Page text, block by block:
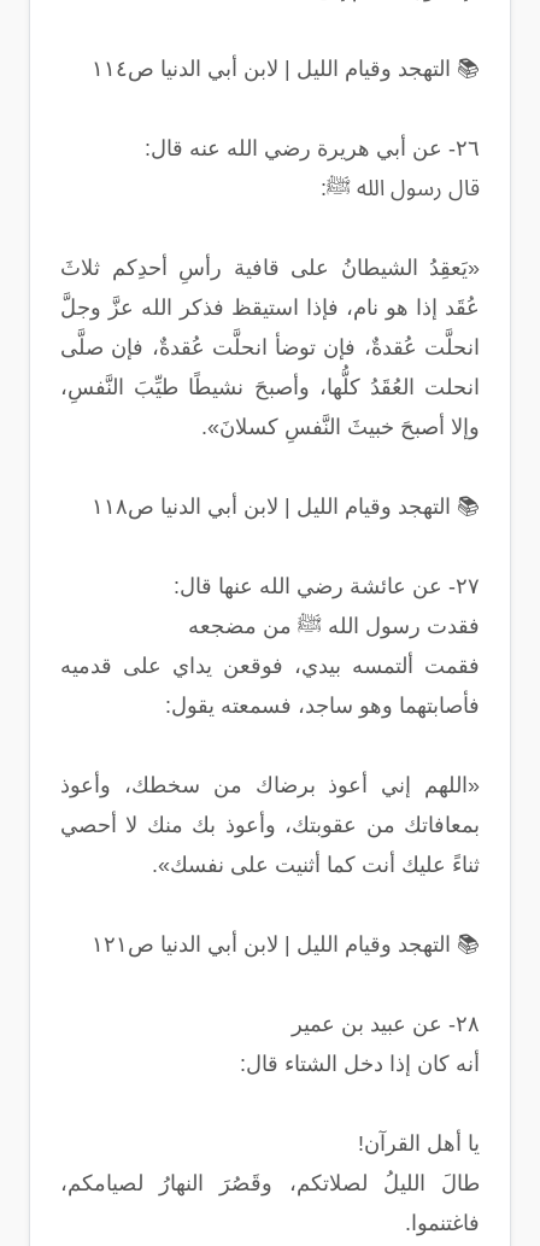
📚 التهجد وقيام الليل | لابن أبي الدنيا ص١١٤
٢٦- عن أبي هريرة رضي الله عنه قال:
قال رسول الله ﷺ:
«يَعقِدُ الشيطانُ على قافية رأسِ أحدِكم ثلاثَ
عُقَد إذا هو نام، فإذا استيقظ فذكر الله عزَّ وجلَّ
انحلَّت عُقدةٌ، فإن توضأ انحلَّت عُقدةٌ، فإن صلَّى
انحلت العُقَدُ كلُّها، وأصبحَ نشيطًا طيِّبَ النَّفسِ،
وإلا أصبحَ خبيثَ النَّفسِ كسلانَ».
📚 التهجد وقيام الليل | لابن أبي الدنيا ص١١٨
٢٧- عن عائشة رضي الله عنها قال:
فقدت رسول الله ﷺ من مضجعه
فقمت ألتمسه بيدي، فوقعن يداي على قدميه
فأصابتهما وهو ساجد، فسمعته يقول:
«اللهم إني أعوذ برضاك من سخطك، وأعوذ
بمعافاتك من عقوبتك، وأعوذ بك منك لا أحصي
ثناءً عليك أنت كما أثنيت على نفسك».
📚 التهجد وقيام الليل | لابن أبي الدنيا ص١٢١
٢٨- عن عبيد بن عمير
أنه كان إذا دخل الشتاء قال:
يا أهل القرآن!
طالَ الليلُ لصلاتكم، وقَصُرَ النهارُ لصيامكم،
فاغتنموا.